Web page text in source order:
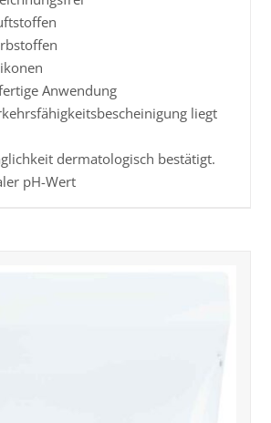
Anwendung
liegt
dermatologisch bestätigt.
pH-Wert